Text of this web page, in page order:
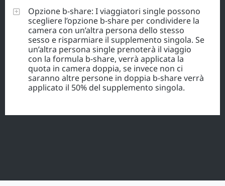
Opzione b-share: I viaggiatori single possono
scegliere l’opzione b-share per condividere la
camera con un’altra persona dello stesso
sesso e risparmiare il supplemento singola. Se
un’altra persona single prenoterà il viaggio
con la formula b-share, verrà applicata la
quota in camera doppia, se invece non ci
saranno altre persone in doppia b-share verrà
applicato il 50% del supplemento singola.